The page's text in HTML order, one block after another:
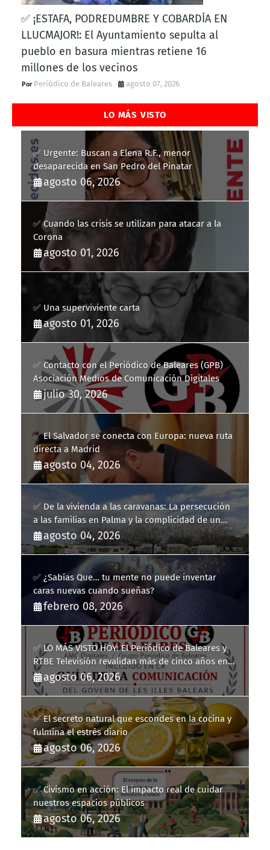
✅ ¡ESTAFA, PODREDUMBRE Y COBARDÍA EN
LLUCMAJOR!: El Ayuntamiento sepulta al
pueblo en basura mientras retiene 16
millones de los vecinos
Periódico de Baleares agosto 07, 2026
LO MÁS VISTO
✅ Urgente: Buscan a Elena R.F., menor
desaparecida en San Pedro del Pinatar
agosto 06, 2026
✅ Cuando las crisis se utilizan para atacar a la
Corona
agosto 01, 2026
✅ Una superviviente carta
agosto 01, 2026
✅ Contacto con el Periódico de Baleares (GPB)
Asociación Medios de Comunicación Digitales
julio 30, 2026
✅ El Salvador se conecta con Europa: nueva ruta
directa a Madrid
agosto 04, 2026
✅ De la vivienda a las caravanas: La persecución
a las familias en Palma y la complicidad de un
fracaso heredado
agosto 04, 2026
✅ ¿Sabías Que… tu mente no puede inventar
caras nuevas cuando sueñas?
febrero 08, 2026
✅ LO MÁS VISTO HOY: El Periódico de Baleares y
RTBE Televisión revalidan más de cinco años en
la Guía de la Comunicación del Govern de les Illes
Balears
agosto 06, 2026
✅ El secreto natural que escondes en la cocina y
fulmina el estrés diario
agosto 06, 2026
✅ Civismo en acción: El impacto real de cuidar
nuestros espacios públicos
agosto 06, 2026